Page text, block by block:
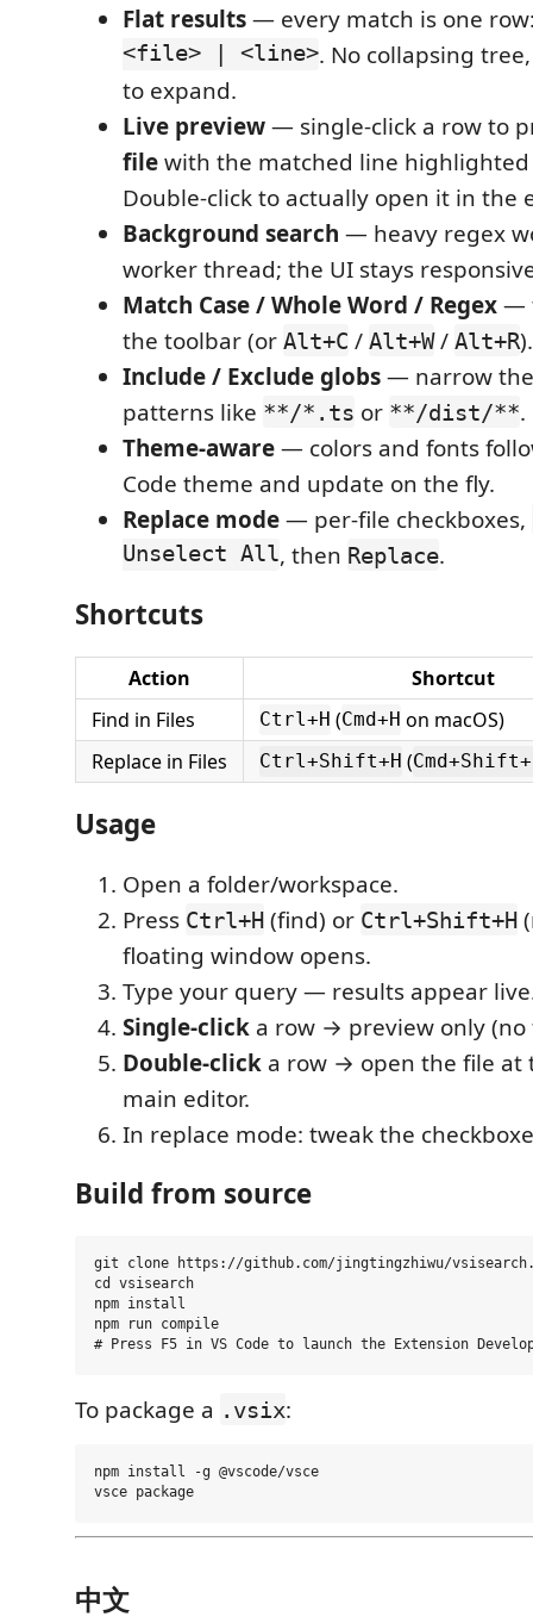
Flat results— every match is one
<file> | <line>. No collapsing
to expand.
Live preview— single-click a row to
filewith the matched line
Double-click to actually open it in the
Background search — heavy regex
worker thread; the UI stays
Match Case / Whole Word / Regex—
the toolbar (or Alt+C / Alt+W/ Alt+R).
Include / Exclude globs— narrow
patterns like **/*.ts or **/dist/**.
Theme-aware— colors and fonts
Code theme and update on the fly.
Replace mode— per-file checkboxes,
Unselect All, then Replace.
Shortcuts
Action
Shortcut
Find in Files
Ctrl+H (Cmd+H on macOS)
Replace in Files
Ctrl+Shift+H (
Usage
Open a folder/workspace.
Press Ctrl+H (find) or Ctrl+Shift+H
floating window opens.
Type your query — results appear
Single-click a row → preview only (no
Double-click a row → open the file at
main editor.
In replace mode: tweak the
Build from source
git clone https://github.com/jingtingzhiwu/
cd vsisearch
npm install
npm run compile
To package a .vsix:
npm install -g @vscode/vsce
中文